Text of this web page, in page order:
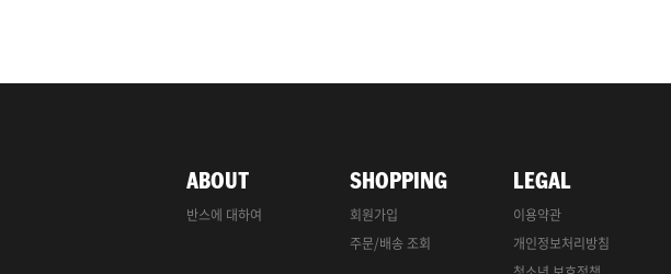
ABOUT
반스에 대하여
SHOPPING
회원가입
주문/배송 조회
LEGAL
이용약관
개인정보처리방침